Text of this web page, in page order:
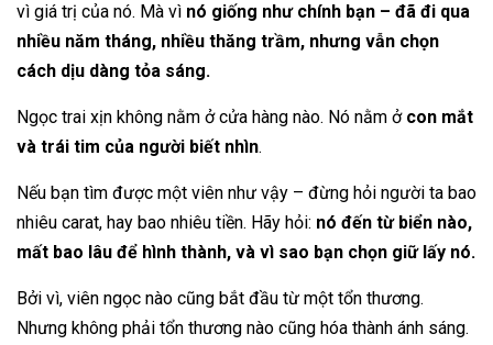
vì giá trị của nó. Mà vì nó giống như chính bạn – đã đi qua
nhiều năm tháng, nhiều thăng trầm, nhưng vẫn chọn
cách dịu dàng tỏa sáng.
Ngọc trai xịn không nằm ở cửa hàng nào. Nó nằm ở con mắt
và trái tim của người biết nhìn.
Nếu bạn tìm được một viên như vậy – đừng hỏi người ta bao
nhiêu carat, hay bao nhiêu tiền. Hãy hỏi: nó đến từ biển nào,
mất bao lâu để hình thành, và vì sao bạn chọn giữ lấy nó.
Bởi vì, viên ngọc nào cũng bắt đầu từ một tổn thương.
Nhưng không phải tổn thương nào cũng hóa thành ánh sáng.